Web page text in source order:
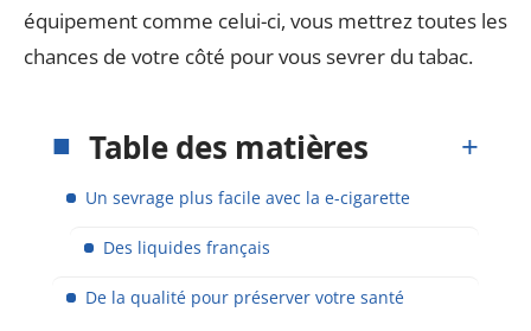
équipement comme celui-ci, vous mettrez toutes les
chances de votre côté pour vous sevrer du tabac.
Table des matières
Un sevrage plus facile avec la e-cigarette
Des liquides français
De la qualité pour préserver votre santé